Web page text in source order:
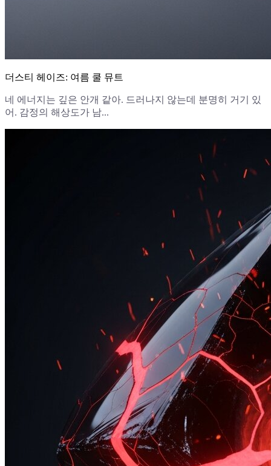
더스티 헤이즈: 여름 쿨 뮤트
네 에너지는 깊은 안개 같아. 드러나지 않는데 분명히 거기 있
어. 감정의 해상도가 남...